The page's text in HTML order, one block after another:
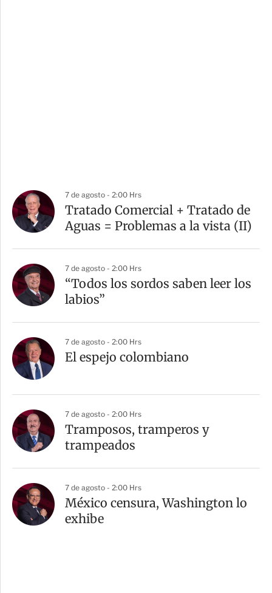
7 de agosto - 2:00 Hrs
Tratado Comercial + Tratado de
Aguas = Problemas a la vista (II)
7 de agosto - 2:00 Hrs
“Todos los sordos saben leer los
labios”
7 de agosto - 2:00 Hrs
El espejo colombiano
7 de agosto - 2:00 Hrs
Tramposos, tramperos y
trampeados
7 de agosto - 2:00 Hrs
México censura, Washington lo
exhibe